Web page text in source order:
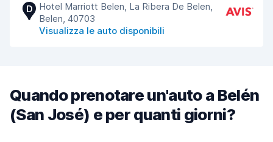
D
Hotel Marriott Belen, La Ribera De Belen,
Belen, 40703
Visualizza le auto disponibili
Quando prenotare un'auto a Belén
(San José) e per quanti giorni?